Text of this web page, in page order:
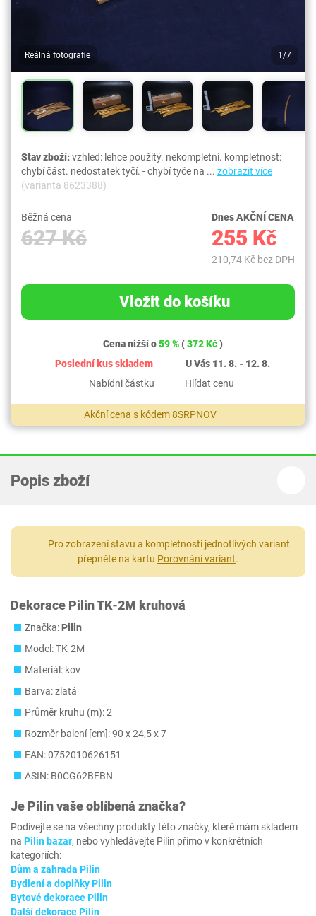
Reálná fotografie 1/7
Stav zboží:vzhled: lehce použitý. nekompletní. kompletnost:
chybí část. nedostatek tyčí. - chybí tyče na ... zobrazit více
(varianta 8623388)
Běžná cena
627 Kč
Dnes AKČNÍ CENA
255 Kč
210,74 Kč bez DPH
Vložit do košíku
Cena nižší o59 %(372 Kč)
Poslední kus skladem
U Vás 11. 8. - 12. 8.
Nabídni částku
Hlídat cenu
Akční cena s kódem 8SRPNOV
Popis zboží
Pro zobrazení stavu a kompletnosti jednotlivých variant
přepněte na kartu Porovnání variant.
Dekorace Pilin TK-2M kruhová
Značka:Pilin
Model: ‎TK-2M
Materiál: kov
Barva: zlatá
Průměr kruhu (m): 2
Rozměr balení [cm]: 90 x 24,5 x 7
EAN: 0752010626151
ASIN: B0CG62BFBN
Je Pilinvaše oblíbená značka?
Podívejte se na všechny produkty této značky, které mám skladem
na Pilin bazar, nebo vyhledávejte Pilin přímo v konkrétních
kategoriích:
Dům a zahrada Pilin
Bydlení a doplňky Pilin
Bytové dekorace Pilin
Další dekorace Pilin